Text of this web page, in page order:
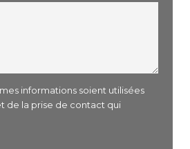
informations soient utilisées
de la prise de contact qui